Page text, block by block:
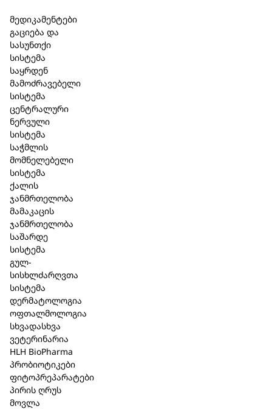
მედიკამენტები
გაციება და
სასუნთქი
სისტემა
საყრდენ
მამოძრავებელი
სისტემა
ცენტრალური
ნერვული
სისტემა
საჭმლის
მომნელებელი
სისტემა
ქალის
ჯანმრთელობა
მამაკაცის
ჯანმრთელობა
საშარდე
სისტემა
გულ-
სისხლძარღვთა
სისტემა
დერმატოლოგია
ოფთალმოლოგია
სხვადასხვა
ვეტერინარია
HLH BioPharma
პრობიოტიკები
ფიტოპრეპარატები
პირის ღრუს
მოვლა
ვიბურგელი / Viburgel 10 მლ.
კატეგორია:
მოკლე აღწერა
გამოშვების